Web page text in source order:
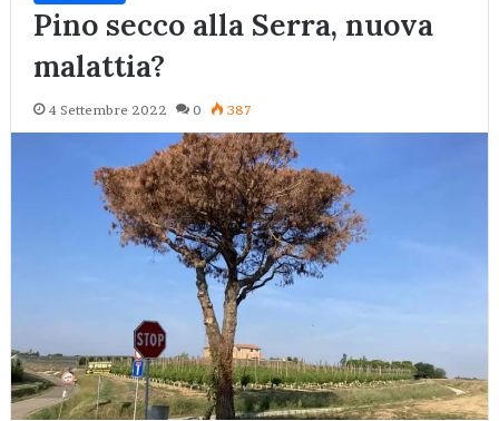
Pino secco alla Serra, nuova
malattia?
4 Settembre 2022 0 387